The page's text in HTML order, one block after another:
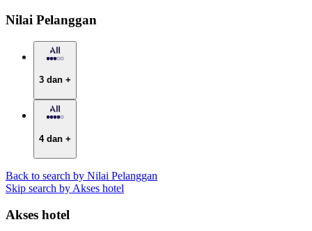
Nilai Pelanggan
3 dan +
4 dan +
Back to search by Nilai Pelanggan
Skip search by Akses hotel
Akses hotel